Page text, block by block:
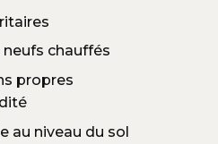
chauffés
propres
au niveau du sol